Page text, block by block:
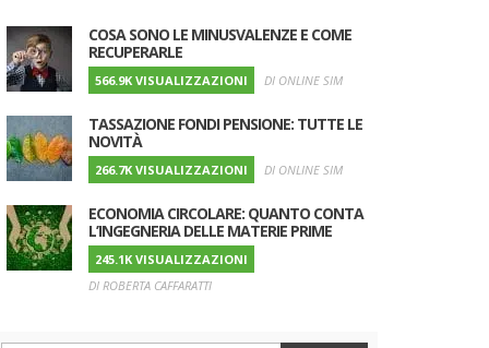
COSA SONO LE MINUSVALENZE E COME
RECUPERARLE
566.9K VISUALIZZAZIONI DI ONLINE SIM
TASSAZIONE FONDI PENSIONE: TUTTE LE
NOVITÀ
266.7K VISUALIZZAZIONI DI ONLINE SIM
ECONOMIA CIRCOLARE: QUANTO CONTA
L’INGEGNERIA DELLE MATERIE PRIME
245.1K VISUALIZZAZIONI
DI ROBERTA CAFFARATTI